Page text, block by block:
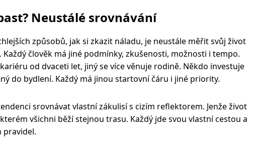
Neustálé srovnávání
způsobů, jak si zkazit náladu, je neustále měřit svůj život
člověk má jiné podmínky, zkušenosti, možnosti i tempo.
od dvaceti let, jiný se více věnuje rodině. Někdo investuje
do bydlení. Každý má jinou startovní čáru i jiné priority.
srovnávat vlastní zákulisí s cizím reflektorem. Jenže život
všichni běží stejnou trasu. Každý jde svou vlastní cestou a
pravidel.